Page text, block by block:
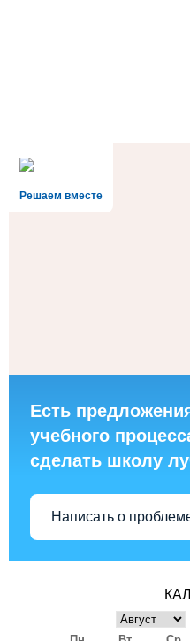
Решаем вместе
Есть
учебного
сделать школу
Написать о